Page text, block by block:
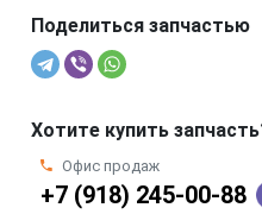
Поделиться запчастью
Хотите купить
Офис продаж
+7 (918) 245-00-88